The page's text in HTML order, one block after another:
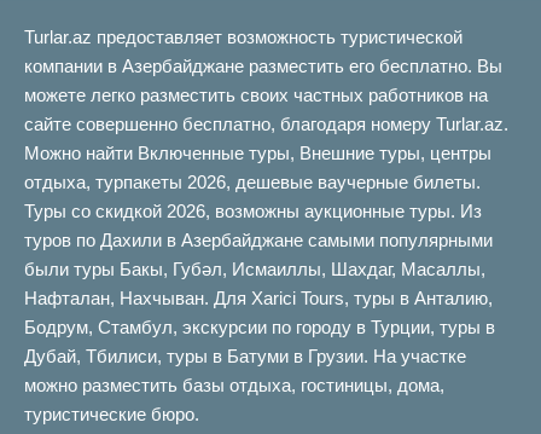
Turlar.az предоставляет возможность туристической
компании в Азербайджане разместить его бесплатно. Вы
можете легко разместить своих частных работников на
сайте совершенно бесплатно, благодаря номеру Turlar.az.
Можно найти Включенные туры, Внешние туры, центры
отдыха, турпакеты 2026, дешевые ваучерные билеты.
Туры со скидкой 2026, возможны аукционные туры. Из
туров по Дахили в Азербайджане самыми популярными
были туры Бакы, Губəл, Исмаиллы, Шахдаг, Масаллы,
Нафталан, Нахчыван. Для Xarici Tours, туры в Анталию,
Бодрум, Стамбул, экскурсии по городу в Турции, туры в
Дубай, Тбилиси, туры в Батуми в Грузии. На участке
можно разместить базы отдыха, гостиницы, дома,
туристические бюро.